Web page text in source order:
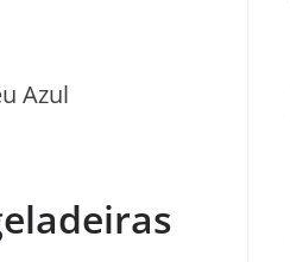
Azul